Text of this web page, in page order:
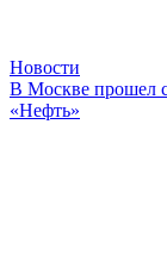
Новости
В Москве прошел
«Нефть»